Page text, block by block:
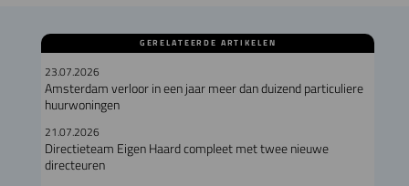
GERELATEERDE ARTIKELEN
23.07.2026
Amsterdam verloor in een jaar meer dan duizend particuliere
huurwoningen
21.07.2026
Directieteam Eigen Haard compleet met twee nieuwe
directeuren